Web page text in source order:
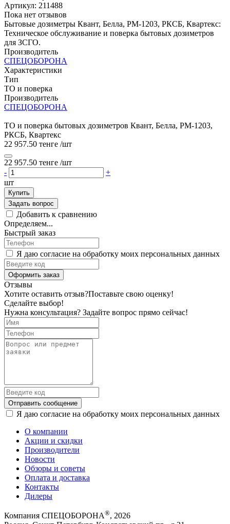
Артикул: 211488
Пока нет отзывов
Бытовые дозиметры Квант, Белла, РМ-1203, РКСБ, Квартекс:
Техническое обслуживание и поверка бытовых дозиметров
для ЗСГО.
Производитель
СПЕЦОБОРОНА
Характеристики
Тип
ТО и поверка
Производитель
СПЕЦОБОРОНА
ТО и поверка бытовых дозиметров Квант, Белла, РМ-1203,
РКСБ, Квартекс
22 957.50 тенге /шт
22 957.50 тенге /шт
-
+
шт
Купить
Задать вопрос
Добавить к сравнению
Определяем...
Быстрый заказ
Я даю согласие на обработку моих персональных данных
Оформить заказ
Отзывы
Хотите оставить отзыв?Поставьте свою оценку!
Сделайте выбор!
Нужна консультация? Задайте вопрос прямо сейчас!
Отправить сообщение
Я даю согласие на обработку моих персональных данных
О компании
Акции и скидки
Производители
Новости
Обзоры и советы
Оплата и доставка
Контакты
Дилеры
Компания СПЕЦОБОРОНА®, 2026